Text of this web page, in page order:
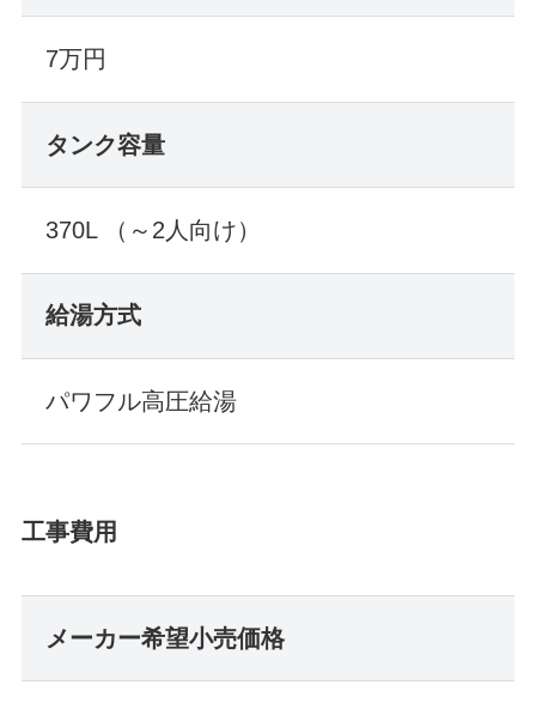
7万円
タンク容量
370L （～2人向け）
給湯方式
パワフル高圧給湯
工事費用
メーカー希望小売価格